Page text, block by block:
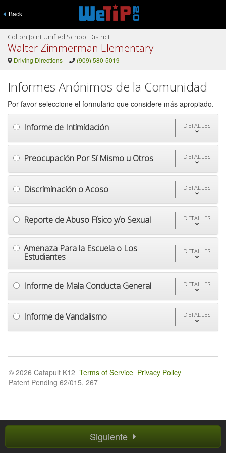
Back
Colton Joint Unified School District
Walter Zimmerman Elementary
Driving Directions (909) 580-5019
Informes Anónimos de la Comunidad
Por favor seleccione el formulario que considere más apropiado.
Informe de Intimidación DETALLES
Preocupación Por Sí Mismo u Otros DETALLES
Discriminación o Acoso DETALLES
Reporte de Abuso Físico y/o Sexual DETALLES
Amenaza Para la Escuela o Los
Estudiantes
DETALLES
Informe de Mala Conducta General DETALLES
Informe de Vandalismo DETALLES
Siguiente
© 2026 Catapult K12 Terms of Service Privacy Policy
Patent Pending 62/015, 267